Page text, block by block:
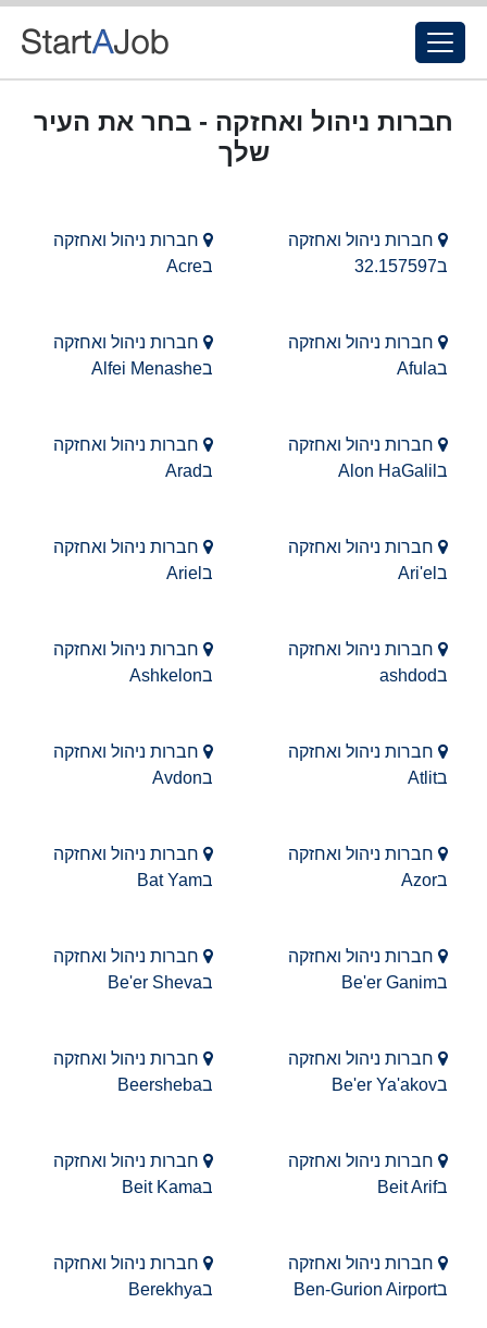
חברות ניהול ואחזקה - בחר את העיר
שלך
חברות ניהול ואחזקה
ב32.157597
חברות ניהול ואחזקה
בAcre
חברות ניהול ואחזקה
בAfula
חברות ניהול ואחזקה
בAlfei Menashe
חברות ניהול ואחזקה
בAlon HaGalil
חברות ניהול ואחזקה
בArad
חברות ניהול ואחזקה
בAri'el
חברות ניהול ואחזקה
בAriel
חברות ניהול ואחזקה
בashdod
חברות ניהול ואחזקה
בAshkelon
חברות ניהול ואחזקה
בAtlit
חברות ניהול ואחזקה
בAvdon
חברות ניהול ואחזקה
בAzor
חברות ניהול ואחזקה
בBat Yam
חברות ניהול ואחזקה
בBe'er Ganim
חברות ניהול ואחזקה
בBe'er Sheva
חברות ניהול ואחזקה
בBe'er Ya'akov
חברות ניהול ואחזקה
בBeersheba
חברות ניהול ואחזקה
בBeit Arif
חברות ניהול ואחזקה
בBeit Kama
חברות ניהול ואחזקה
בBen-Gurion Airport
חברות ניהול ואחזקה
בBerekhya